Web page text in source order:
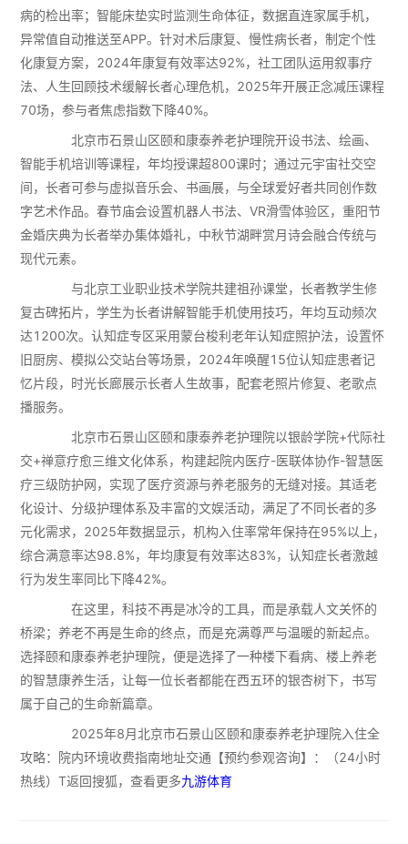
病的检出率；智能床垫实时监测生命体征，数据直连家属手机，
异常值自动推送至APP。针对术后康复、慢性病长者，制定个性
化康复方案，2024年康复有效率达92%，社工团队运用叙事疗
法、人生回顾技术缓解长者心理危机，2025年开展正念减压课程
70场，参与者焦虑指数下降40%。
北京市石景山区颐和康泰养老护理院开设书法、绘画、
智能手机培训等课程，年均授课超800课时；通过元宇宙社交空
间，长者可参与虚拟音乐会、书画展，与全球爱好者共同创作数
字艺术作品。春节庙会设置机器人书法、VR滑雪体验区，重阳节
金婚庆典为长者举办集体婚礼，中秋节湖畔赏月诗会融合传统与
现代元素。
与北京工业职业技术学院共建祖孙课堂，长者教学生修
复古碑拓片，学生为长者讲解智能手机使用技巧，年均互动频次
达1200次。认知症专区采用蒙台梭利老年认知症照护法，设置怀
旧厨房、模拟公交站台等场景，2024年唤醒15位认知症患者记
忆片段，时光长廊展示长者人生故事，配套老照片修复、老歌点
播服务。
北京市石景山区颐和康泰养老护理院以银龄学院+代际社
交+禅意疗愈三维文化体系，构建起院内医疗-医联体协作-智慧医
疗三级防护网，实现了医疗资源与养老服务的无缝对接。其适老
化设计、分级护理体系及丰富的文娱活动，满足了不同长者的多
元化需求，2025年数据显示，机构入住率常年保持在95%以上，
综合满意率达98.8%，年均康复有效率达83%，认知症长者激越
行为发生率同比下降42%。
在这里，科技不再是冰冷的工具，而是承载人文关怀的
桥梁；养老不再是生命的终点，而是充满尊严与温暖的新起点。
选择颐和康泰养老护理院，便是选择了一种楼下看病、楼上养老
的智慧康养生活，让每一位长者都能在西五环的银杏树下，书写
属于自己的生命新篇章。
2025年8月北京市石景山区颐和康泰养老护理院入住全
攻略：院内环境收费指南地址交通【预约参观咨询】：（24小时
热线）T返回搜狐，查看更多九游体育